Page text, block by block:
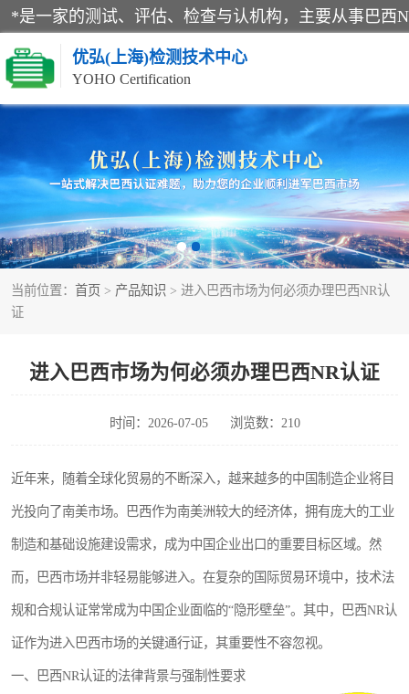
优弘(上海)检测技术中心
YOHO Certification
当前位置： 首页 > 产品知识 > 进入巴西市场为何必须办理巴西NR认
证
进入巴西市场为何必须办理巴西NR认证
时间：2026-07-05 浏览数：210
近年来，随着全球化贸易的不断深入，越来越多的中国制造企业将目
光投向了南美市场。巴西作为南美洲较大的经济体，拥有庞大的工业
制造和基础设施建设需求，成为中国企业出口的重要目标区域。然
而，巴西市场并非轻易能够进入。在复杂的国际贸易环境中，技术法
规和合规认证常常成为中国企业面临的“隐形壁垒”。其中，巴西NR认
证作为进入巴西市场的关键通行证，其重要性不容忽视。
一、巴西NR认证的法律背景与强制性要求
RECYCLASS认证
NR12认证
ART认证
巴西认证